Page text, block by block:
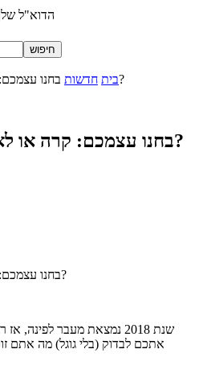
הדוא"ל
בית חדשות
בחנו עצמכם: קרה או לא קרה בעולם ב-2017?
בחנו עצמכם: קרה או לא קרה בעולם ב-2017?
בחנו עצמכם: קרה או לא קרה בעולם ב-2017?
שנת 2018 נמצאת מעבר
אתכם לבדוק (בלי גוגל) מה אתם